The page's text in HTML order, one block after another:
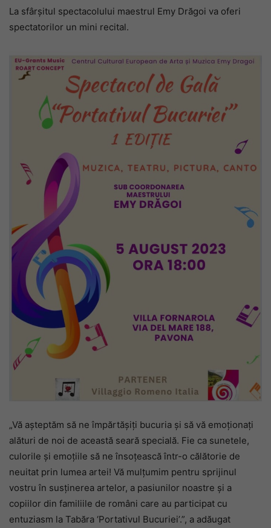
La sfârșitul spectacolului maestrul Emy Drăgoi va oferi
spectatorilor un mini recital.
„Vă așteptăm să ne împărtășiți bucuria și să vă emoționați
alături de noi de această seară specială. Fie ca sunetele,
culorile și emoțiile să ne însoțească într-o călătorie de
neuitat prin lumea artei! Vă mulțumim pentru sprijinul
vostru în susținerea artelor, a pasiunilor noastre și a
copiilor din familiile de români care au participat cu
entuziasm la Tabăra ‘Portativul Bucuriei’.”, a adăugat